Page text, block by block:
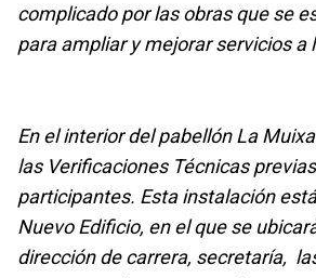
complicado por las obras que se
para ampliar y mejorar servicios a
En el interior del pabellón La
las Verificaciones Técnicas
participantes. Esta instalación
Nuevo Edificio, en el que se
dirección de carrera, secretaría,